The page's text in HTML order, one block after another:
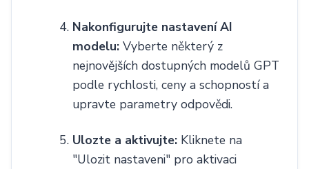
Nakonfigurujte nastavení AI
modelu: Vyberte některý z
nejnovějších dostupných modelů GPT
podle rychlosti, ceny a schopností a
upravte parametry odpovědi.
Ulozte a aktivujte: Kliknete na
"Ulozit nastaveni" pro aktivaci